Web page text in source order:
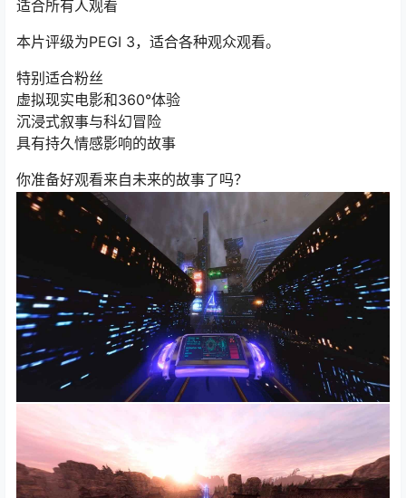
适合所有人观看
本片评级为PEGI 3，适合各种观众观看。
特别适合粉丝
虚拟现实电影和360°体验
沉浸式叙事与科幻冒险
具有持久情感影响的故事
你准备好观看来自未来的故事了吗？